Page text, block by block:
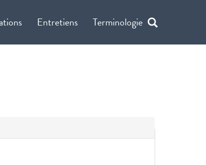
Entretiens Terminologie